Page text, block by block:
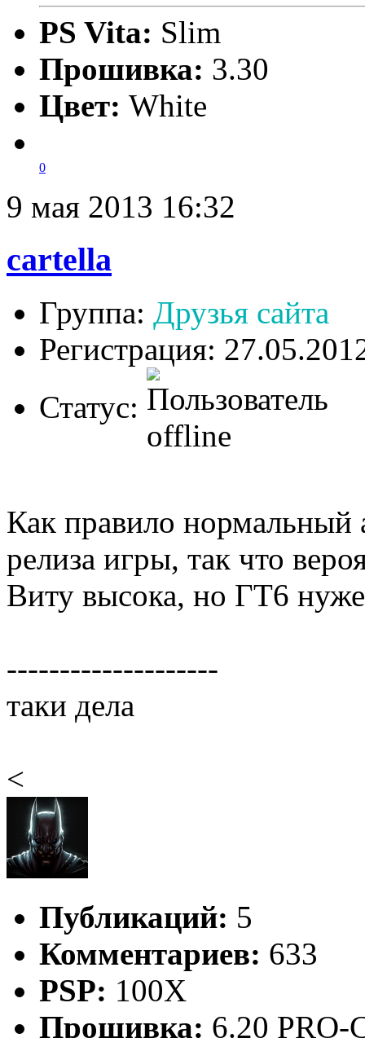
PS Vita: Slim
Прошивка: 3.30
Цвет: White
0
9 мая 2013 16:32
cartella
Группа: Друзья сайта
Регистрация:
Статус:
Как правило нормальный
релиза игры, так что
Виту высока, но ГТ6
--------------------
таки дела
<
Публикаций: 5
Комментариев: 633
PSP: 100X
Прошивка: 6.20 PRO-